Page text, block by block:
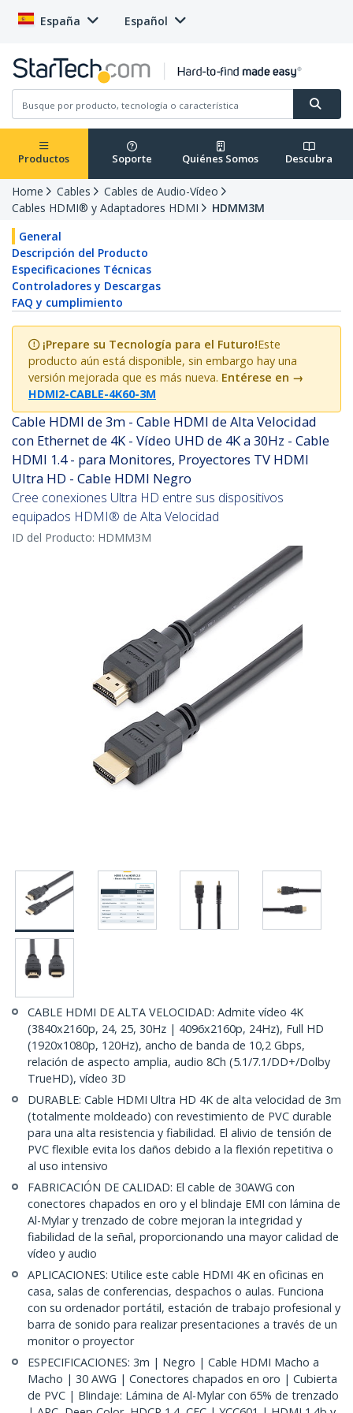
España Español
Productos Soporte Quiénes Somos Descubra
Home Cables
Cables de Audio-Vídeo
Cables HDMI® y Adaptadores HDMI
HDMM3M
General
Descripción del Producto
Especificaciones Técnicas
Controladores y Descargas
FAQ y cumplimiento
¡Prepare su Tecnología para el Futuro!Este
producto aún está disponible, sin embargo hay una
versión mejorada que es más nueva. Entérese en →
HDMI2-CABLE-4K60-3M
Cable HDMI de 3m - Cable HDMI de Alta Velocidad
con Ethernet de 4K - Vídeo UHD de 4K a 30Hz - Cable
HDMI 1.4 - para Monitores, Proyectores TV HDMI
Ultra HD - Cable HDMI Negro
Cree conexiones Ultra HD entre sus dispositivos
equipados HDMI® de Alta Velocidad
ID del Producto: HDMM3M
CABLE HDMI DE ALTA VELOCIDAD: Admite vídeo 4K
(3840x2160p, 24, 25, 30Hz | 4096x2160p, 24Hz), Full HD
(1920x1080p, 120Hz), ancho de banda de 10,2 Gbps,
relación de aspecto amplia, audio 8Ch (5.1/7.1/DD+/Dolby
TrueHD), vídeo 3D
DURABLE: Cable HDMI Ultra HD 4K de alta velocidad de 3m
(totalmente moldeado) con revestimiento de PVC durable
para una alta resistencia y fiabilidad. El alivio de tensión de
PVC flexible evita los daños debido a la flexión repetitiva o
al uso intensivo
FABRICACIÓN DE CALIDAD: El cable de 30AWG con
conectores chapados en oro y el blindaje EMI con lámina de
Al-Mylar y trenzado de cobre mejoran la integridad y
fiabilidad de la señal, proporcionando una mayor calidad de
vídeo y audio
APLICACIONES: Utilice este cable HDMI 4K en oficinas en
casa, salas de conferencias, despachos o aulas. Funciona
con su ordenador portátil, estación de trabajo profesional y
barra de sonido para realizar presentaciones a través de un
monitor o proyector
ESPECIFICACIONES: 3m | Negro | Cable HDMI Macho a
Macho | 30 AWG | Conectores chapados en oro | Cubierta
de PVC | Blindaje: Lámina de Al-Mylar con 65% de trenzado